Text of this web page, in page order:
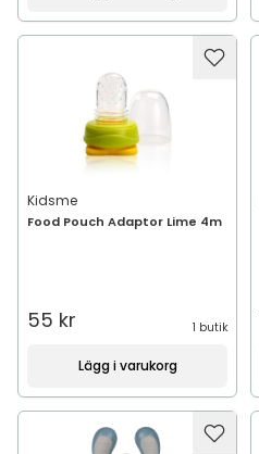
Kidsme
Food Pouch Adaptor Lime 4m
55 kr 1 butik
Lägg i varukorg